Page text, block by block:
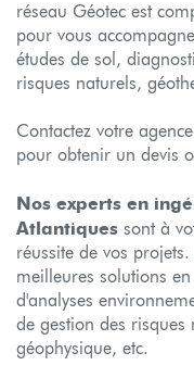
réseau Géotec est
pour vous
études de sol,
risques naturels,
Contactez votre
pour obtenir un devis
Nos experts en
Atlantiques sont à
réussite de vos
meilleures solutions
d'analyses
de gestion des
géophysique, etc.